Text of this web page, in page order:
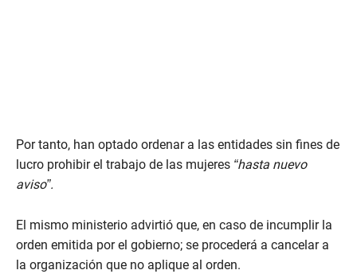
Por tanto, han optado ordenar a las entidades sin fines de
lucro prohibir el trabajo de las mujeres “hasta nuevo
aviso”.
El mismo ministerio advirtió que, en caso de incumplir la
orden emitida por el gobierno; se procederá a cancelar a
la organización que no aplique al orden.